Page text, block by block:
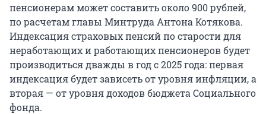
пенсионерам может составить около 900 рублей,
по расчетам главы Минтруда Антона Котякова.
Индексация страховых пенсий по старости для
неработающих и работающих пенсионеров будет
производиться дважды в год с 2025 года: первая
индексация будет зависеть от уровня инфляции, а
вторая — от уровня доходов бюджета Социального
фонда.